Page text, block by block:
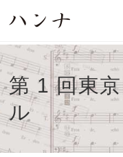
第 1 回東
ル